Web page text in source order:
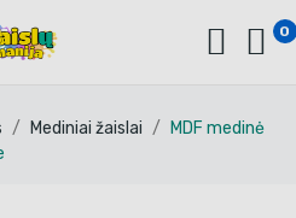
0
Mediniai žaislai
MDF medinė